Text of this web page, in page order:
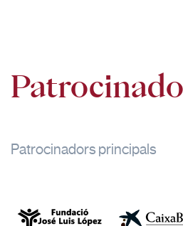
Patrocinadors principals